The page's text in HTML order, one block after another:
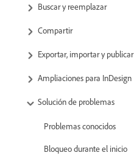
Buscar y reemplazar
Compartir
Exportar, importar y publicar
Ampliaciones para InDesign
Solución de problemas
Problemas conocidos
Bloqueo durante el inicio